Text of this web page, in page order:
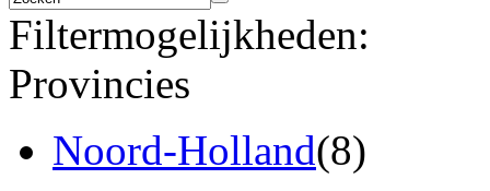
Filtermogelijkheden:
Provincies
Noord-Holland(8)